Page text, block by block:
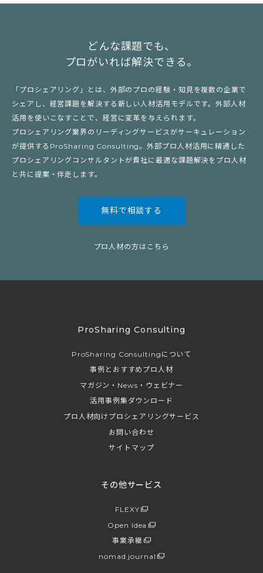
どんな課題でも、
プロがいれば解決できる。
「プロシェアリング」とは、外部のプロの経験・知見を複数の企業で
シェアし、経営課題を解決する新しい人材活用モデルです。外部人材
活用を使いこなすことで、経営に変革を与えられます。
プロシェアリング業界のリーディングサービスがサーキュレーション
が提供するProSharing Consulting。外部プロ人材活用に精通した
プロシェアリングコンサルタントが貴社に最適な課題解決をプロ人材
と共に提案・伴走します。
無料で相談する
プロ人材の方はこちら
ProSharing Consulting
ProSharing Consultingについて
事例とおすすめプロ人材
マガジン・News・ウェビナー
活用事例集ダウンロード
プロ人材向けプロシェアリングサービス
お問い合わせ
サイトマップ
その他サービス
FLEXY
Open Idea
事業承継
nomad journal